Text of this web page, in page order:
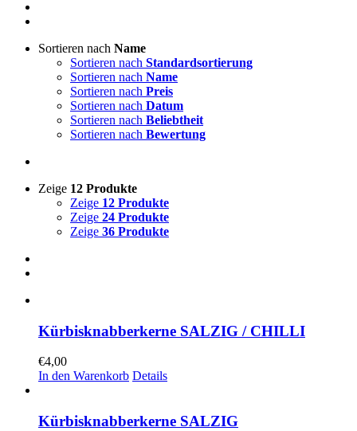
Sortieren nach Name
Sortieren nach Standardsortierung
Sortieren nach Name
Sortieren nach Preis
Sortieren nach Datum
Sortieren nach Beliebtheit
Sortieren nach Bewertung
Zeige 12 Produkte
Zeige 12 Produkte
Zeige 24 Produkte
Zeige 36 Produkte
Kürbisknabberkerne SALZIG / CHILLI
€4,00
In den Warenkorb Details
Kürbisknabberkerne SALZIG